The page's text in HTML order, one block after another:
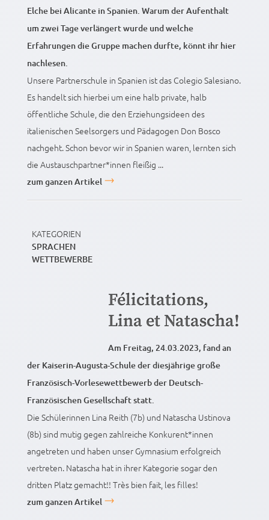
Elche bei Alicante in Spanien. Warum der Aufenthalt
um zwei Tage verlängert wurde und welche
Erfahrungen die Gruppe machen durfte, könnt ihr hier
nachlesen.
Unsere Partnerschule in Spanien ist das Colegio Salesiano.
Es handelt sich hierbei um eine halb private, halb
öffentliche Schule, die den Erziehungsideen des
italienischen Seelsorgers und Pädagogen Don Bosco
nachgeht. Schon bevor wir in Spanien waren, lernten sich
die Austauschpartner*innen fleißig ...
zum ganzen Artikel
KATEGORIEN
SPRACHEN
WETTBEWERBE
Félicitations,
Lina et Natascha!
Am Freitag, 24.03.2023, fand an
der Kaiserin-Augusta-Schule der diesjährige große
Französisch-Vorlesewettbewerb der Deutsch-
Französischen Gesellschaft statt.
Die Schülerinnen Lina Reith (7b) und Natascha Ustinova
(8b) sind mutig gegen zahlreiche Konkurent*innen
angetreten und haben unser Gymnasium erfolgreich
vertreten. Natascha hat in ihrer Kategorie sogar den
dritten Platz gemacht!! Très bien fait, les filles!
zum ganzen Artikel